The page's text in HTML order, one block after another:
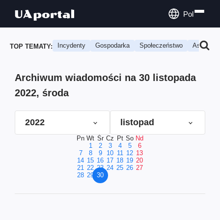
Pol
TOP TEMATY: Incydenty Gospodarka Społeczeństwo
Archiwum wiadomości na 30 listopada
2022, środa
2022 listopad
Pn Wt Śr Cz Pt So Nd
1
2 3 4 5
6
7
8 9 10 11 12 13
14 15 16 17 18 19 20
21 22 23 24 25 26 27
28 29 30